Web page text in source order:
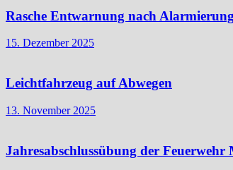
Rasche Entwarnung nach
15. Dezember 2025
Leichtfahrzeug auf Abwegen
13. November 2025
Jahresabschlussübung der